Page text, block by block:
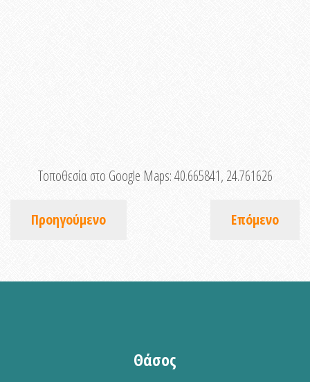
Τοποθεσία στο Google Maps:40.665841, 24.761626
Προηγούμενο Επόμενο
Θάσος